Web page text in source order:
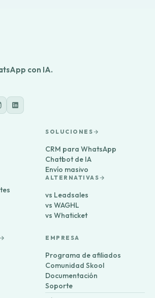
con IA.
SOLUCIONES
CRM para WhatsApp
Chatbot de IA
Envío masivo
ALTERNATIVAS
vs Leadsales
vs WAGHL
vs Whaticket
EMPRESA
Programa de afiliados
Comunidad Skool
Documentación
Soporte